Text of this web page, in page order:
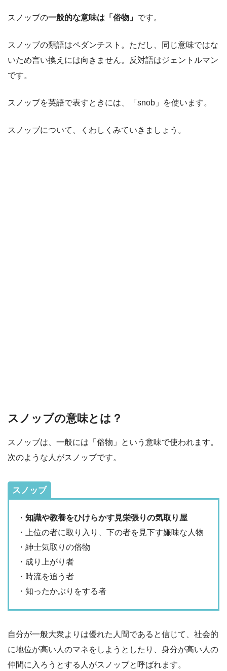
スノッブの一般的な意味は「俗物」 です。
スノッブの類語はペダンチスト。ただし、同じ意味ではな
いため言い換えには向きません。反対語はジェントルマン
です。
スノッブを英語で表すときには、「snob」を使います。
スノッブについて、くわしくみていきましょう。
スノッブの意味とは？
スノッブは、一般には「俗物」という意味で使われます。
次のような人がスノッブです。
スノッブ
・ 知識や教養をひけらかす見栄張りの気取り屋
・上位の者に取り入り、下の者を見下す嫌味な人物
・紳士気取りの俗物
・成り上がり者
・時流を追う者
・知ったかぶりをする者
自分が一般大衆よりは優れた人間であると信じて、社会的
に地位が高い人のマネをしようとしたり、身分が高い人の
仲間に入ろうとする人がスノッブと呼ばれます。